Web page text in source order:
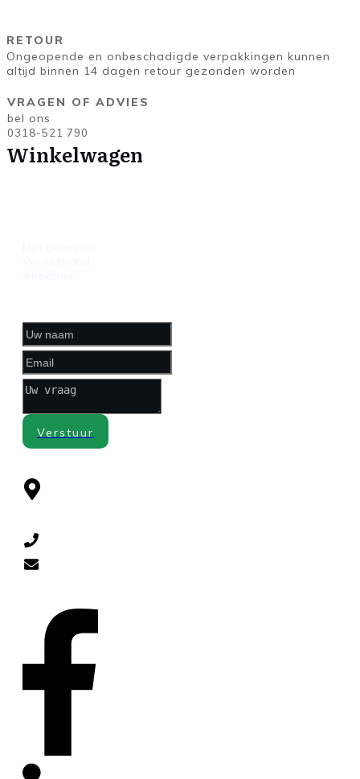
RETOUR
Ongeopende en onbeschadigde verpakkingen kunnen
altijd binnen 14 dagen retour gezonden worden
VRAGEN OF ADVIES
bel ons
0318-521 790
Winkelwagen
Verstuur